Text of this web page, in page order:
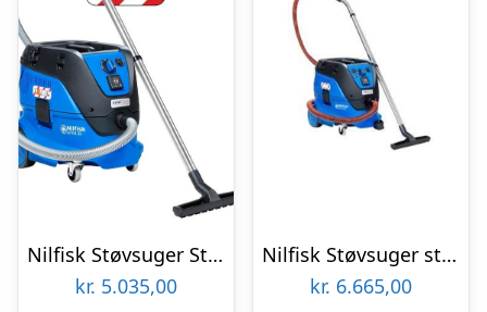
Nilfisk Støvsuger Støv/vådsuger attix 33-2l ic prof
kr. 5.035,00
Nilfisk Støvsuger støv/vådsuger attix 33-2h ic prof
kr. 6.665,00